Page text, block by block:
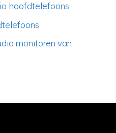
hoofdtelefoons
monitoren van